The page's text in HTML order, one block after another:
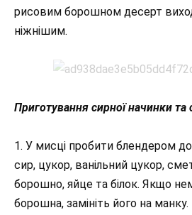
рисовим борошном десерт
ніжнішим.
Приготування сирної начинки та
1. У мисці пробити блендером
сир, цукор, ванільний цукор,
борошно, яйце та білок. Якщо
борошна, замініть його на манку.